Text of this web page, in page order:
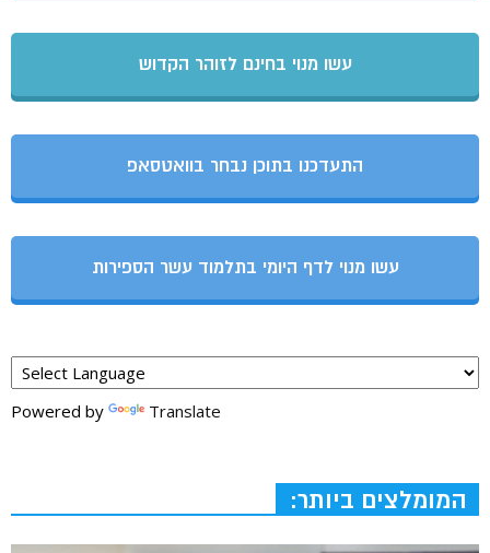
עשו מנוי בחינם לזוהר הקדוש
התעדכנו בתוכן נבחר בוואטסאפ
עשו מנוי לדף היומי בתלמוד עשר הספירות
Powered by Translate
המומלצים ביותר: